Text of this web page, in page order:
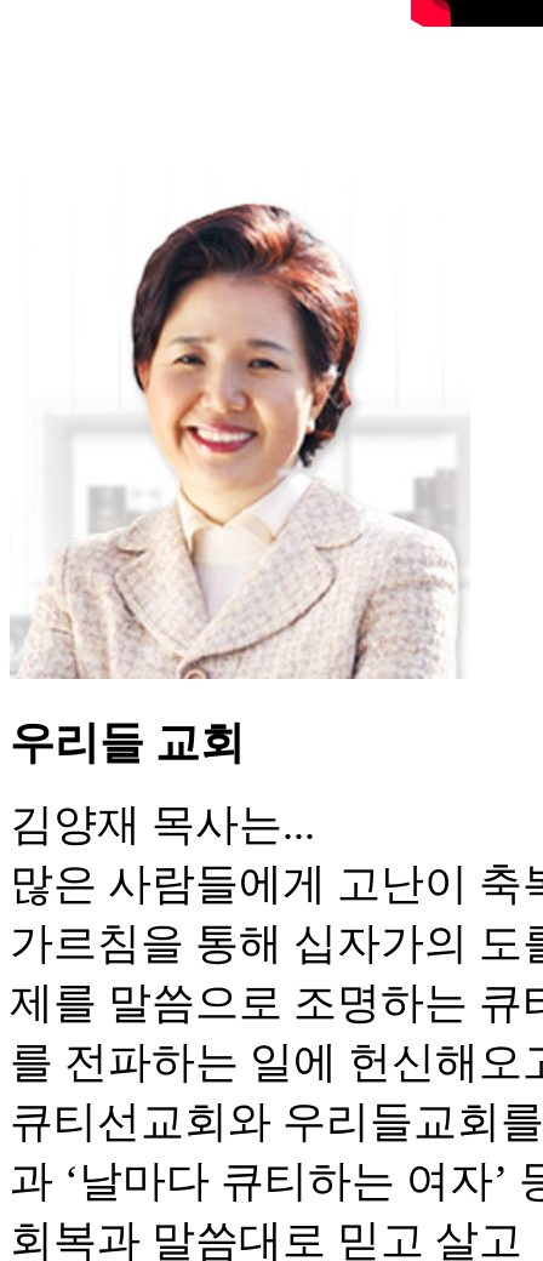
우리들 교회
김양재 목사는...
많은 사람들에게 고난이
가르침을 통해 십자가의
제를 말씀으로 조명하는 큐
를 전파하는 일에 헌신해오
큐티선교회와 우리들교회
과 ‘날마다 큐티하는 여자’
회복과 말씀대로 믿고 살고